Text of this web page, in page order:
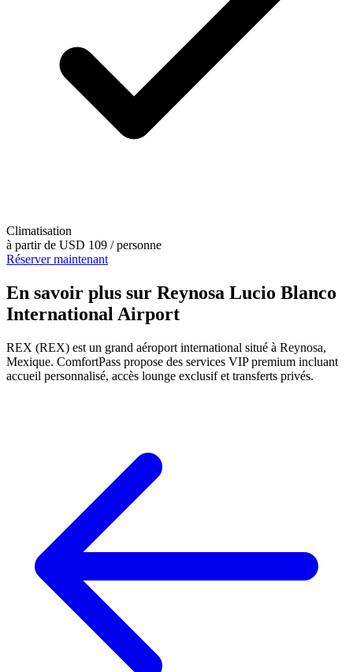
Climatisation
à partir de USD 109 / personne
Réserver maintenant
En savoir plus sur Reynosa Lucio Blanco
International Airport
REX (REX) est un grand aéroport international situé à Reynosa,
Mexique. ComfortPass propose des services VIP premium incluant
accueil personnalisé, accès lounge exclusif et transferts privés.